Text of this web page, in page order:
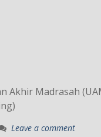
Akhir Madrasah
Leave a comment